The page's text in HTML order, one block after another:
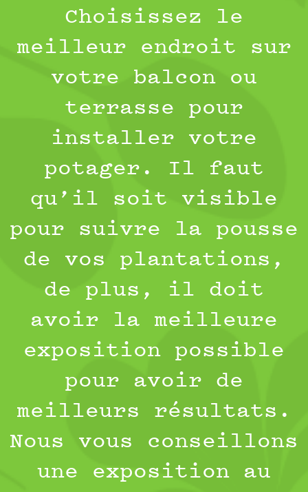
Choisissez le
meilleur endroit sur
votre balcon ou
terrasse pour
installer votre
potager. Il faut
qu’il soit visible
pour suivre la pousse
de vos plantations,
de plus, il doit
avoir la meilleure
exposition possible
pour avoir de
meilleurs résultats.
Nous vous conseillons
une exposition au